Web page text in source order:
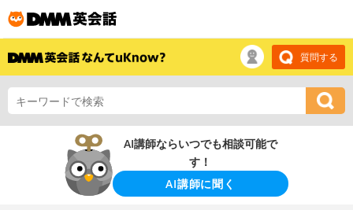
質問する
AI講師ならいつでも相談可能で
す！
AI講師に聞く